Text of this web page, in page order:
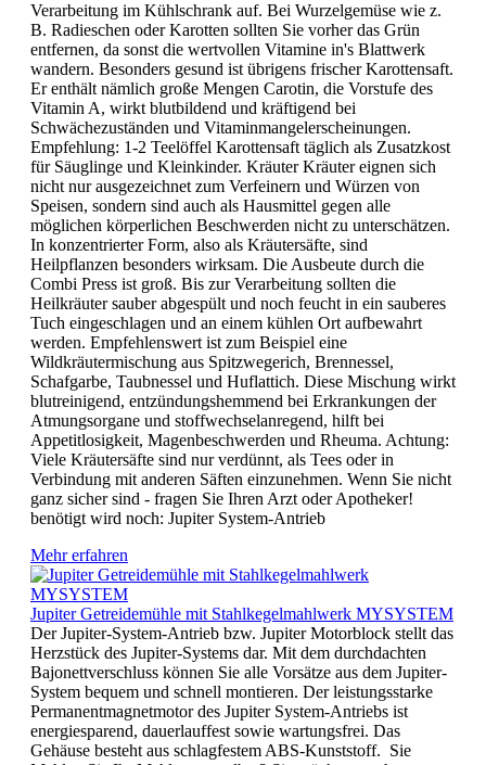
Verarbeitung im Kühlschrank auf. Bei Wurzelgemüse wie z.
B. Radieschen oder Karotten sollten Sie vorher das Grün
entfernen, da sonst die wertvollen Vitamine in's Blattwerk
wandern. Besonders gesund ist übrigens frischer Karottensaft.
Er enthält nämlich große Mengen Carotin, die Vorstufe des
Vitamin A, wirkt blutbildend und kräftigend bei
Schwächezuständen und Vitaminmangelerscheinungen.
Empfehlung: 1-2 Teelöffel Karottensaft täglich als Zusatzkost
für Säuglinge und Kleinkinder. Kräuter Kräuter eignen sich
nicht nur ausgezeichnet zum Verfeinern und Würzen von
Speisen, sondern sind auch als Hausmittel gegen alle
möglichen körperlichen Beschwerden nicht zu unterschätzen.
In konzentrierter Form, also als Kräutersäfte, sind
Heilpflanzen besonders wirksam. Die Ausbeute durch die
Combi Press ist groß. Bis zur Verarbeitung sollten die
Heilkräuter sauber abgespült und noch feucht in ein sauberes
Tuch eingeschlagen und an einem kühlen Ort aufbewahrt
werden. Empfehlenswert ist zum Beispiel eine
Wildkräutermischung aus Spitzwegerich, Brennessel,
Schafgarbe, Taubnessel und Huflattich. Diese Mischung wirkt
blutreinigend, entzündungshemmend bei Erkrankungen der
Atmungsorgane und stoffwechselanregend, hilft bei
Appetitlosigkeit, Magenbeschwerden und Rheuma. Achtung:
Viele Kräutersäfte sind nur verdünnt, als Tees oder in
Verbindung mit anderen Säften einzunehmen. Wenn Sie nicht
ganz sicher sind - fragen Sie Ihren Arzt oder Apotheker!
benötigt wird noch: Jupiter System-Antrieb
Mehr erfahren
Jupiter Getreidemühle mit Stahlkegelmahlwerk MYSYSTEM
Der Jupiter-System-Antrieb bzw. Jupiter Motorblock stellt das
Herzstück des Jupiter-Systems dar. Mit dem durchdachten
Bajonettverschluss können Sie alle Vorsätze aus dem Jupiter-
System bequem und schnell montieren. Der leistungsstarke
Permanentmagnetmotor des Jupiter System-Antriebs ist
energiesparend, dauerlauffest sowie wartungsfrei. Das
Gehäuse besteht aus schlagfestem ABS-Kunststoff. Sie